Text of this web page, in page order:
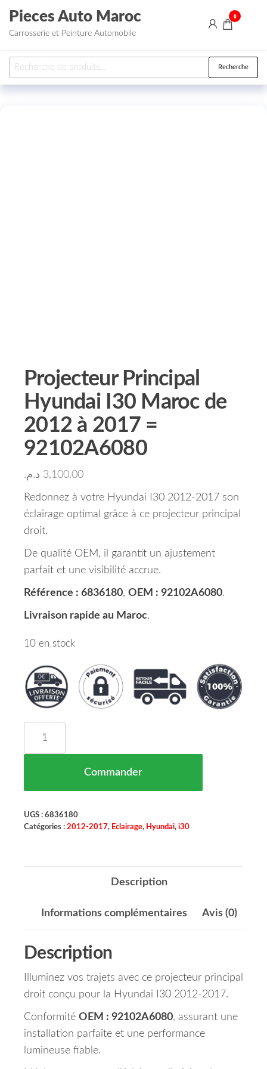
Aller au contenu
Pieces Auto Maroc
Carrosserie et Peinture Automobile
0
Recherche pour : Recherche
Projecteur Principal
Hyundai I30 Maroc de
2012 à 2017 =
92102A6080
3,100.00 د.م.
Redonnez à votre Hyundai I30 2012-2017 son
éclairage optimal grâce à ce projecteur principal
droit.
De qualité OEM, il garantit un ajustement
parfait et une visibilité accrue.
Référence : 6836180, OEM : 92102A6080.
Livraison rapide au Maroc.
10 en stock
Commander
UGS : 6836180
Catégories : 2012-2017, Eclairage, Hyundai, i30
Description
Informations complémentaires Avis (0)
Description
Illuminez vos trajets avec ce projecteur principal
droit conçu pour la Hyundai I30 2012-2017.
Conformité OEM : 92102A6080, assurant une
installation parfaite et une performance
lumineuse fiable.